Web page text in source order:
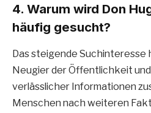
4. Warum wird Don
häufig gesucht?
Das steigende Suchinteresse
Neugier der Öffentlichkeit
verlässlicher Informationen
Menschen nach weiteren